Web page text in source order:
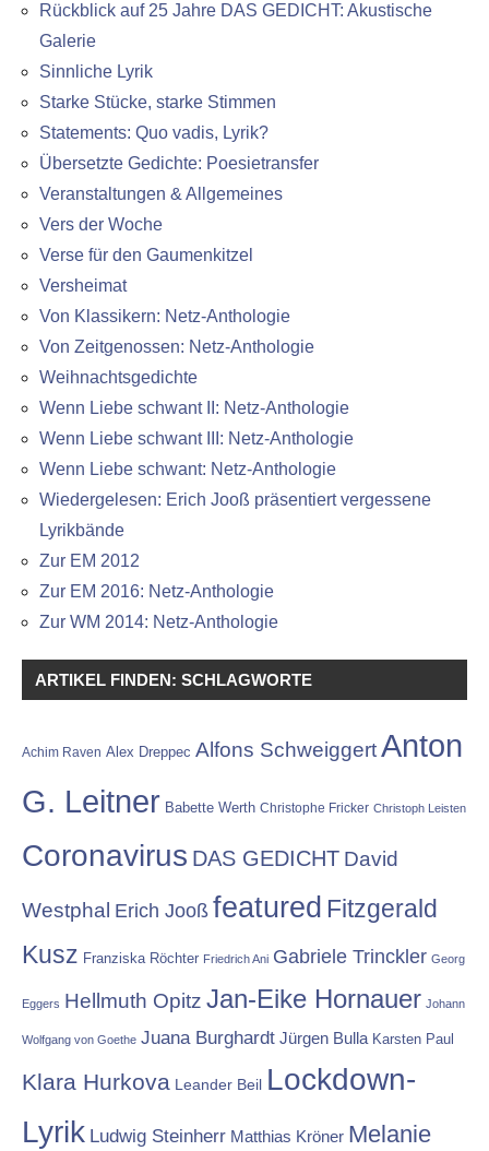
Rückblick auf 25 Jahre DAS GEDICHT: Akustische
Galerie
Sinnliche Lyrik
Starke Stücke, starke Stimmen
Statements: Quo vadis, Lyrik?
Übersetzte Gedichte: Poesietransfer
Veranstaltungen & Allgemeines
Vers der Woche
Verse für den Gaumenkitzel
Versheimat
Von Klassikern: Netz-Anthologie
Von Zeitgenossen: Netz-Anthologie
Weihnachtsgedichte
Wenn Liebe schwant II: Netz-Anthologie
Wenn Liebe schwant III: Netz-Anthologie
Wenn Liebe schwant: Netz-Anthologie
Wiedergelesen: Erich Jooß präsentiert vergessene
Lyrikbände
Zur EM 2012
Zur EM 2016: Netz-Anthologie
Zur WM 2014: Netz-Anthologie
ARTIKEL FINDEN: SCHLAGWORTE
Achim Raven Alex Dreppec Alfons SchweiggertAnton
G. Leitner Babette Werth Christophe Fricker Christoph Leisten
Coronavirus DAS GEDICHT David
Westphal Erich Jooß featured Fitzgerald
Kusz Franziska Röchter Friedrich Ani Gabriele Trinckler Georg
Eggers Hellmuth Opitz Jan-Eike Hornauer Johann
Wolfgang von Goethe Juana Burghardt Jürgen Bulla Karsten Paul
Klara Hurkova Leander Beil Lockdown-
Lyrik Ludwig Steinherr Matthias Kröner Melanie